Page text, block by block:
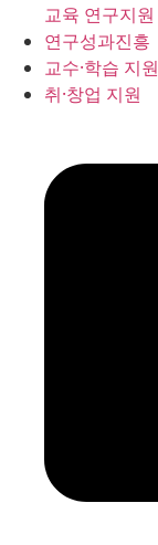
교육 연구지원
연구성과진흥
교수·학습 지원
취·창업 지원